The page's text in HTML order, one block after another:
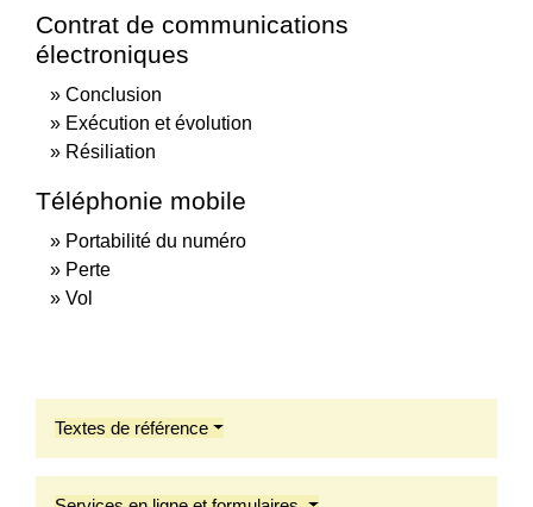
Contrat de communications
électroniques
Conclusion
Exécution et évolution
Résiliation
Téléphonie mobile
Portabilité du numéro
Perte
Vol
Textes de référence